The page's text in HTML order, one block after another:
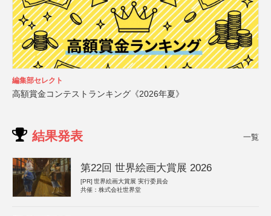
編集部セレクト
高額賞金コンテストランキング《2026年夏》
結果発表 一覧
第22回 世界絵画大賞展 2026
[PR] 世界絵画大賞展 実行委員会
共催：株式会社世界堂